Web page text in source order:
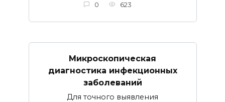
0 623
Микроскопическая
диагностика инфекционных
заболеваний
Для точного выявления